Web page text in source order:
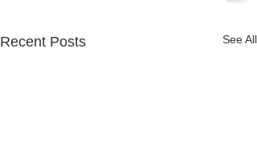
Recent Posts See All